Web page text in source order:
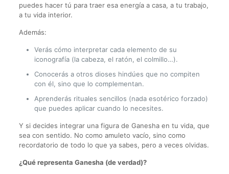
puedes hacer tú para traer esa energía a casa, a tu trabajo,
a tu vida interior.
Además:
Verás cómo interpretar cada elemento de su
iconografía (la cabeza, el ratón, el colmillo…).
Conocerás a otros dioses hindúes que no compiten
con él, sino que lo complementan.
Aprenderás rituales sencillos (nada esotérico forzado)
que puedes aplicar cuando lo necesites.
Y si decides integrar una figura de Ganesha en tu vida, que
sea con sentido. No como amuleto vacío, sino como
recordatorio de todo lo que ya sabes, pero a veces olvidas.
¿Qué representa Ganesha (de verdad)?